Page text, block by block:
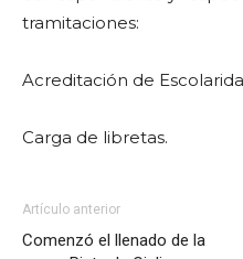
tramitaciones:
Acreditación de
Carga de libretas.
Artículo anterior
Comenzó el llenado de la